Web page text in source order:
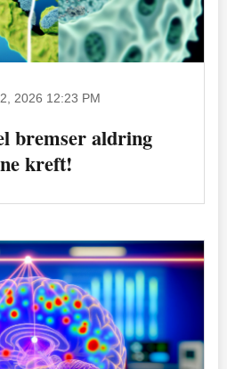
2026 12:23 PM
bremser aldring
kreft!